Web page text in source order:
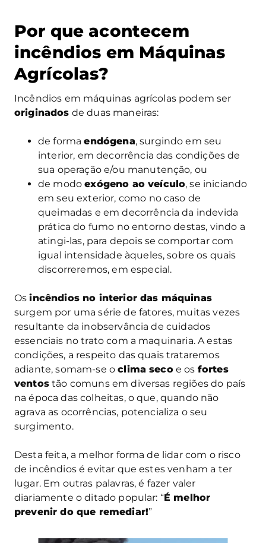
Por que acontecem
incêndios em Máquinas
Agrícolas?
Incêndios em máquinas agrícolas podem ser
originados de duas maneiras:
de formaendógena, surgindo em seu
interior, em decorrência das condições de
sua operação e/ou manutenção, ou
de modoexógeno ao veículo, se iniciando
em seu exterior, como no caso de
queimadas e em decorrência da indevida
prática do fumo no entorno destas, vindo a
atingi-las, para depois se comportar com
igual intensidade àqueles, sobre os quais
discorreremos, em especial.
Osincêndios no interior das máquinas
surgem por uma série de fatores, muitas vezes
resultante da inobservância de cuidados
essenciais no trato com a maquinaria. A estas
condições, a respeito das quais trataremos
adiante, somam-se oclima secoe os fortes
ventostão comuns em diversas regiões do país
na época das colheitas, o que, quando não
agrava as ocorrências, potencializa o seu
surgimento.
Desta feita, a melhor forma de lidar com o risco
de incêndios é evitar que estes venham a ter
lugar. Em outras palavras, é fazer valer
diariamente o ditado popular: “É melhor
prevenir do que remediar!”